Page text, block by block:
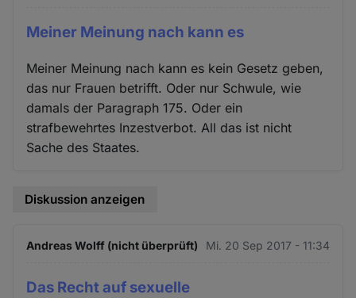
Meiner Meinung nach kann es
Meiner Meinung nach kann es kein Gesetz geben,
das nur Frauen betrifft. Oder nur Schwule, wie
damals der Paragraph 175. Oder ein
strafbewehrtes Inzestverbot. All das ist nicht
Sache des Staates.
Diskussion anzeigen
Andreas Wolff (nicht überprüft) Mi. 20 Sep 2017 - 11:34
Das Recht auf sexuelle